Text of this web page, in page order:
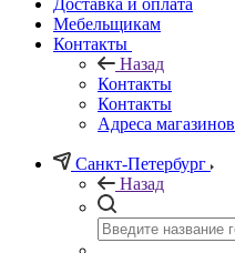
Доставка и оплата
Мебельщикам
Контакты
Назад
Контакты
Контакты
Адреса магазинов
Санкт-Петербург
Назад